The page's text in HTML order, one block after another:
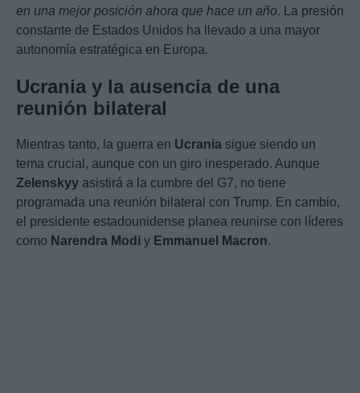
en una mejor posición ahora que hace un año. La presión
constante de Estados Unidos ha llevado a una mayor
autonomía estratégica en Europa.
Ucrania y la ausencia de una
reunión bilateral
Mientras tanto, la guerra en Ucrania sigue siendo un
tema crucial, aunque con un giro inesperado. Aunque
Zelenskyy asistirá a la cumbre del G7, no tiene
programada una reunión bilateral con Trump. En cambio,
el presidente estadounidense planea reunirse con líderes
como Narendra Modi y Emmanuel Macron.